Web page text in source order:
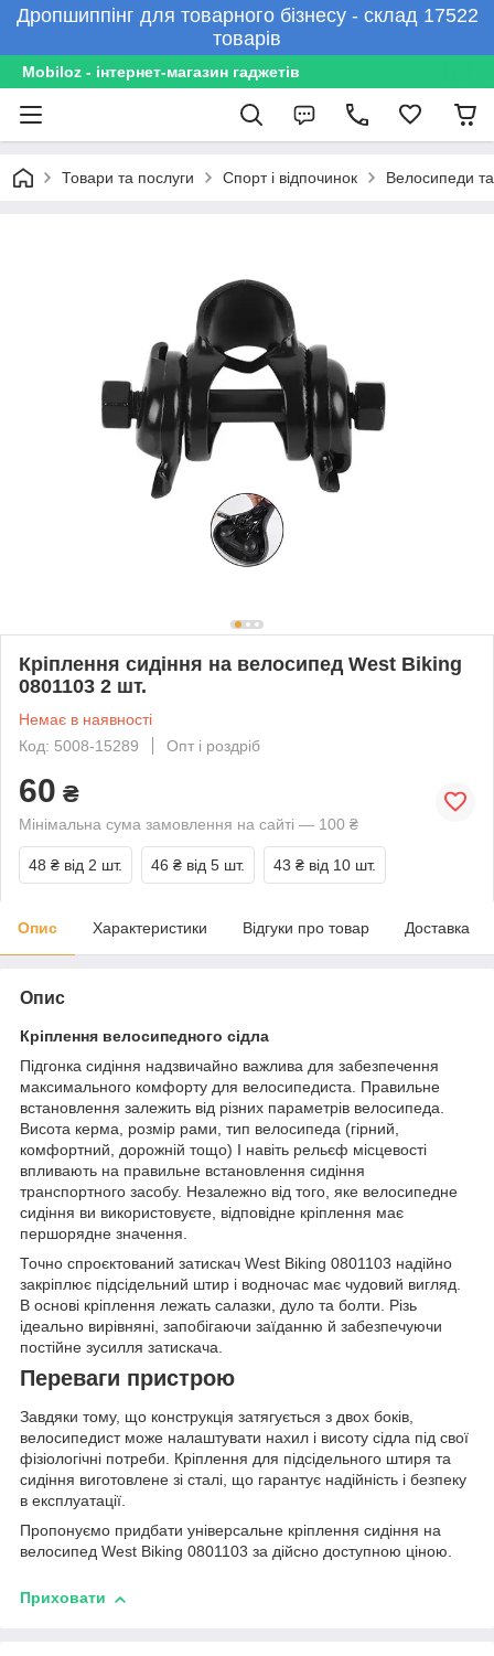
Дропшиппінг для товарного бізнесу - склад 17522
товарів
Mobiloz - інтернет-магазин гаджетів
Товари та послуги Спорт і відпочинок Велосипеди
Кріплення сидіння на велосипед West Biking
0801103 2 шт.
Немає в наявності
Код: 5008-15289
Опт і роздріб
60 ₴
Мінімальна сума замовлення на сайті — 100 ₴
48 ₴ від 2 шт. 46 ₴ від 5 шт. 43 ₴ від 10 шт.
Опис Характеристики Відгуки про товар Доставка
Опис
Кріплення велосипедного сідла
Підгонка сидіння надзвичайно важлива для забезпечення
максимального комфорту для велосипедиста. Правильне
встановлення залежить від різних параметрів велосипеда.
Висота керма, розмір рами, тип велосипеда (гірний,
комфортний, дорожній тощо) І навіть рельєф місцевості
впливають на правильне встановлення сидіння
транспортного засобу. Незалежно від того, яке велосипедне
сидіння ви використовуєте, відповідне кріплення має
першорядне значення.
Точно спроєктований затискач West Biking 0801103 надійно
закріплює підсідельний штир і водночас має чудовий вигляд.
В основі кріплення лежать салазки, дуло та болти. Різь
ідеально вирівняні, запобігаючи заїданню й забезпечуючи
постійне зусилля затискача.
Переваги пристрою
Завдяки тому, що конструкція затягується з двох боків,
велосипедист може налаштувати нахил і висоту сідла під свої
фізіологічні потреби. Кріплення для підсідельного штиря та
сидіння виготовлене зі сталі, що гарантує надійність і безпеку
в експлуатації.
Пропонуємо придбати універсальне кріплення сидіння на
велосипед West Biking 0801103 за дійсно доступною ціною.
Приховати